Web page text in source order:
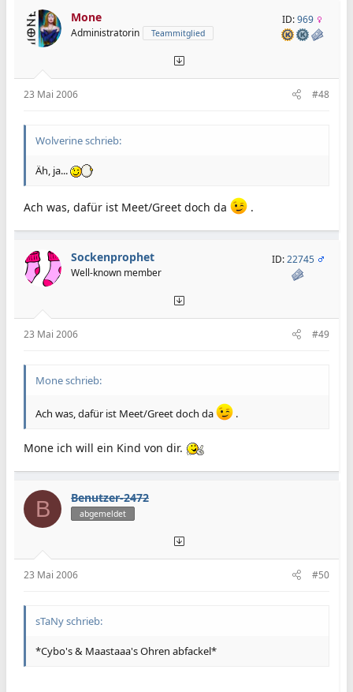
Mone
Administratorin Teammitglied
ID:969
23 Mai 2006 #48
Wolverine schrieb:
Äh, ja...
Ach was, dafür ist Meet/Greet doch da .
Sockenprophet
Well-known member
ID:22745
23 Mai 2006 #49
Mone schrieb:
Ach was, dafür ist Meet/Greet doch da .
Mone ich will ein Kind von dir.
B Benutzer-2472
abgemeldet
23 Mai 2006 #50
sTaNy schrieb:
*Cybo's & Maastaaa's Ohren abfackel*